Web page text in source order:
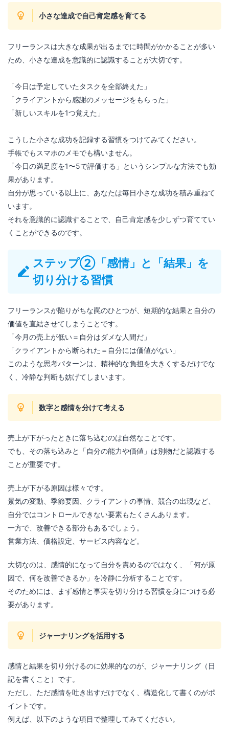
小さな達成で自己肯定感を育てる
フリーランスは大きな成果が出るまでに時間がかかることが多い
ため、小さな達成を意識的に認識することが大切です。
「今日は予定していたタスクを全部終えた」
「クライアントから感謝のメッセージをもらった」
「新しいスキルを1つ覚えた」
こうした小さな成功を記録する習慣をつけてみてください。
手帳でもスマホのメモでも構いません。
「今日の満足度を1〜5で評価する」というシンプルな方法でも効
果があります。
自分が思っている以上に、あなたは毎日小さな成功を積み重ねて
います。
それを意識的に認識することで、自己肯定感を少しずつ育ててい
くことができるのです。
ステップ②「感情」と「結果」を
切り分ける習慣
フリーランスが陥りがちな罠のひとつが、短期的な結果と自分の
価値を直結させてしまうことです。
「今月の売上が低い＝自分はダメな人間だ」
「クライアントから断られた＝自分には価値がない」
このような思考パターンは、精神的な負担を大きくするだけでな
く、冷静な判断も妨げてしまいます。
数字と感情を分けて考える
売上が下がったときに落ち込むのは自然なことです。
でも、その落ち込みと「自分の能力や価値」は別物だと認識する
ことが重要です。
売上が下がる原因は様々です。
景気の変動、季節要因、クライアントの事情、競合の出現など、
自分ではコントロールできない要素もたくさんあります。
一方で、改善できる部分もあるでしょう。
営業方法、価格設定、サービス内容など。
大切なのは、感情的になって自分を責めるのではなく、「何が原
因で、何を改善できるか」を冷静に分析することです。
そのためには、まず感情と事実を切り分ける習慣を身につける必
要があります。
ジャーナリングを活用する
感情と結果を切り分けるのに効果的なのが、ジャーナリング（日
記を書くこと）です。
ただし、ただ感情を吐き出すだけでなく、構造化して書くのがポ
イントです。
例えば、以下のような項目で整理してみてください。